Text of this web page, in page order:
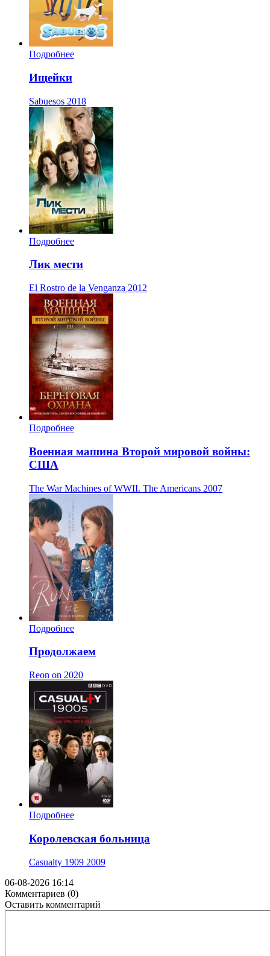
Подробнее
Ищейки
Sabuesos 2018
Подробнее
Лик мести
El Rostro de la Venganza 2012
Подробнее
Военная машина Второй мировой войны:
США
The War Machines of WWII. The Americans 2007
Подробнее
Продолжаем
Reon on 2020
Подробнее
Королевская больница
Casualty 1909 2009
06-08-2026 16:14
Комментариев (0)
Оставить комментарий